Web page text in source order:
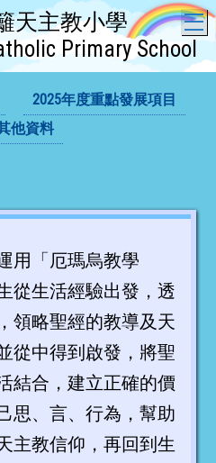
天主教小學
Primary School
2025年度重點發展項目
他資料
用「厄瑪烏教學
從生活經驗出發，透
領略聖經的教導及天
從中得到啟發，將聖
結合，建立正確的價
思、言、行為，幫助
主教信仰，再回到生